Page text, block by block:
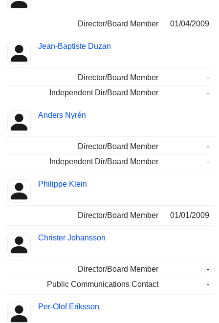
Director/Board Member 01/04/2009
Jean-Baptiste Duzan
Director/Board Member
-
Independent Dir/Board Member
-
Anders Nyrén
Director/Board Member
-
Independent Dir/Board Member
-
Philippe Klein
Director/Board Member 01/01/2009
Christer Johansson
Director/Board Member
-
Public Communications Contact
-
Per-Olof Eriksson